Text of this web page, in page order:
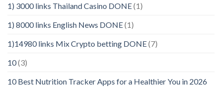
1) 3000 links Thailand Casino DONE(1)
1) 8000 links English News DONE(1)
1)14980 links Mix Crypto betting DONE(7)
10(3)
10 Best Nutrition Tracker Apps for a Healthier You in 2026